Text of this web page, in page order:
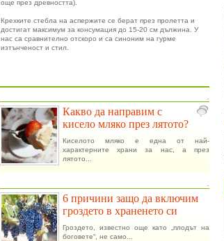
още през древността).
Крехките стебла на аспержите се берат през пролетта и
достигат максимум за консумация до 15-20 см дължина. У
нас са сравнително отскоро и са синоним на гурме
изтънченост и стил.
Какво да направим с
кисело мляко през лятото?
Киселото мляко е една от най-
характерните храни за нас, а през
лятото...
6 причини защо да включим
гроздето в храненето си
Гроздето, известно още като „плодът на
боговете“, не само...